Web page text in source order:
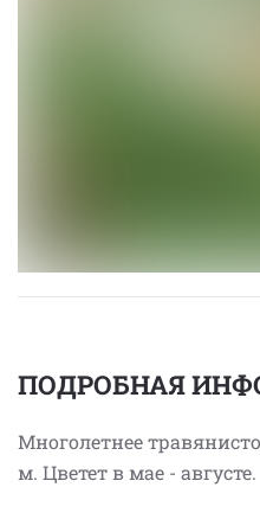
ПОДРОБНАЯ
Многолетнее
м. Цветет в мае - августе.